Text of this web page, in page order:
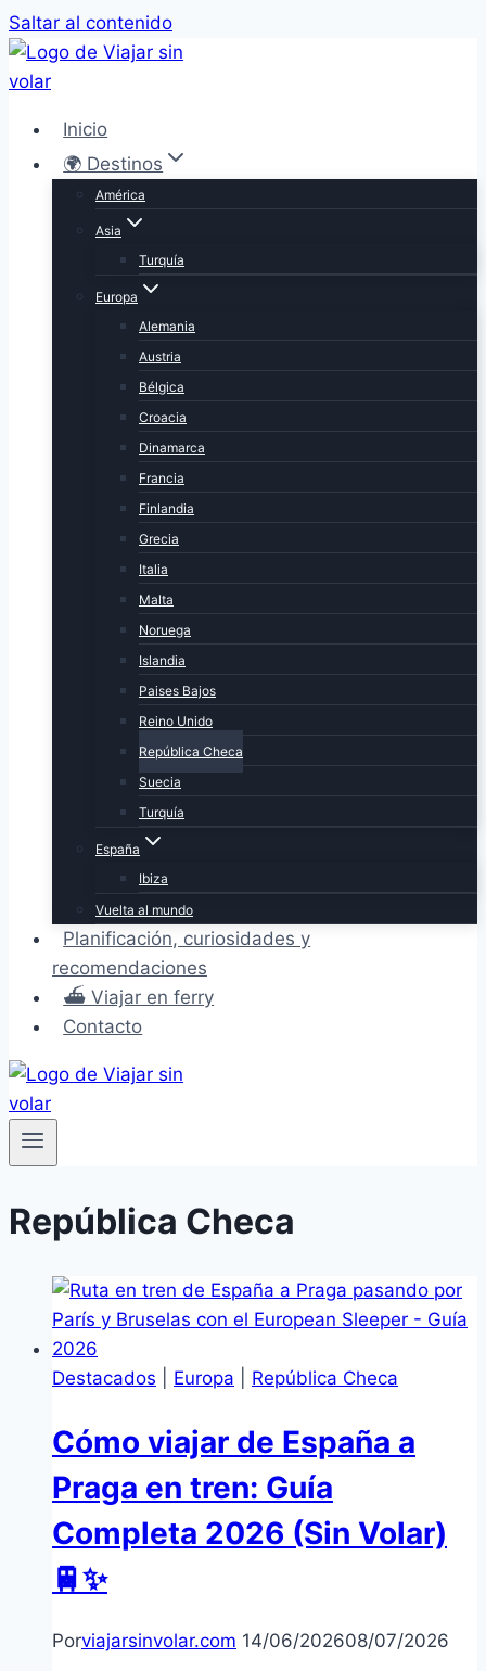
Saltar al contenido
Inicio
🌍 Destinos
América
Asia
Turquía
Europa
Alemania
Austria
Bélgica
Croacia
Dinamarca
Francia
Finlandia
Grecia
Italia
Malta
Noruega
Islandia
Paises Bajos
Reino Unido
República Checa
Suecia
Turquía
España
Ibiza
Vuelta al mundo
Planificación, curiosidades y
recomendaciones
⛴️ Viajar en ferry
Contacto
República Checa
Destacados Europa República Checa
Cómo viajar de España a
Praga en tren: Guía
Completa 2026 (Sin Volar)
🚆✨
Porviajarsinvolar.com 14/06/202608/07/2026